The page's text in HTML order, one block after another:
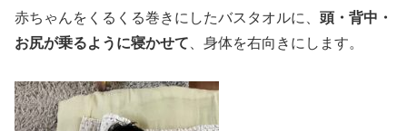
赤ちゃんをくるくる巻きにしたバスタオルに、 頭・背中・
お尻が乗るように寝かせて 、身体を右向きにします。